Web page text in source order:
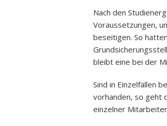
Nach den
Voraussetzungen,
beseitigen. So
bleibt eine bei der
Sind in Einzelfällen
vorhanden, so geht
einzelner